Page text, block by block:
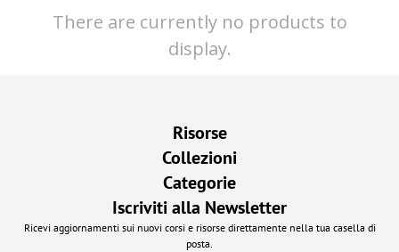
There are currently no products to
display.
Risorse
Collezioni
Categorie
Iscriviti alla Newsletter
Ricevi aggiornamenti sui nuovi corsi e risorse direttamente nella tua casella di
posta.